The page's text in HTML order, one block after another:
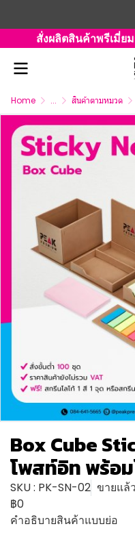
สั่งผลิตสินค้าพรีเมี่ย
Home ... สินค้าตามหมวด
Box Cube
โพสท์อิท พร้อ
SKU : PK-SN-02 ขายแล้
฿0
คำอธิบายสินค้าแบบย่อ